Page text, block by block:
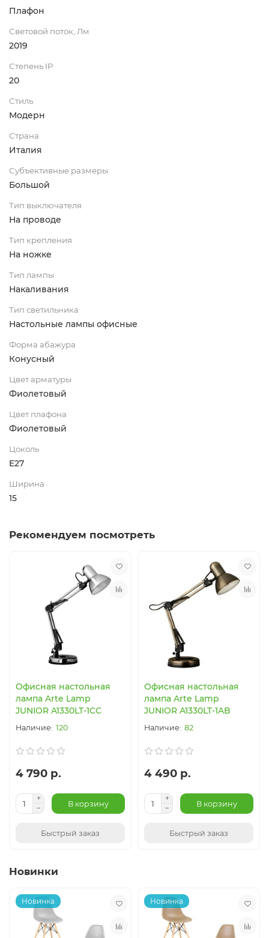
Плафон
Световой поток, Лм
2019
Степень IP
20
Стиль
Модерн
Страна
Италия
Субъективные размеры
Большой
Тип выключателя
На проводе
Тип крепления
На ножке
Тип лампы
Накаливания
Тип светильника
Настольные лампы офисные
Форма абажура
Конусный
Цвет арматуры
Фиолетовый
Цвет плафона
Фиолетовый
Цоколь
E27
Ширина
15
Рекомендуем посмотреть
Офисная настольная
лампа Arte Lamp
JUNIOR A1330LT-1CC
120
4 790 р.
В корзину
Быстрый заказ
Офисная настольная
лампа Arte Lamp
JUNIOR A1330LT-1AB
82
4 490 р.
В корзину
Быстрый заказ
Новинки
Новинка Новинка